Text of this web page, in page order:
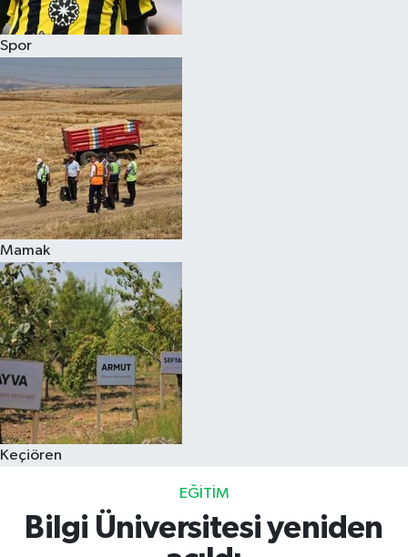
Spor
Mamak
Keçiören
EĞITIM
Bilgi Üniversitesi yeniden